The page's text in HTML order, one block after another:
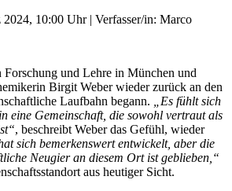
2024, 10:00 Uhr| Verfasser/in: Marco
Forschung und Lehre in München und
Birgit Weber wieder zurück an den
Laufbahn begann.
„Es fühlt sich
eine Gemeinschaft, die sowohl vertraut als
, beschreibt Weber das Gefühl, wieder
hat sich bemerkenswert entwickelt, aber die
Neugier an diesem Ort ist geblieben,“
aus heutiger Sicht.